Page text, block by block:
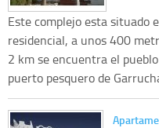
Este complejo esta situado
residencial, a unos 400
2 km se encuentra el
puerto pesquero de